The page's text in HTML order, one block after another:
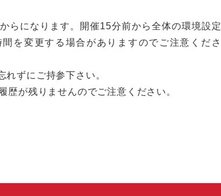
らになります。開催15分前から全体の環境設定
を変更する場合がありますのでご注意くださ
ずにご持参下さい。
が残りませんのでご注意ください。